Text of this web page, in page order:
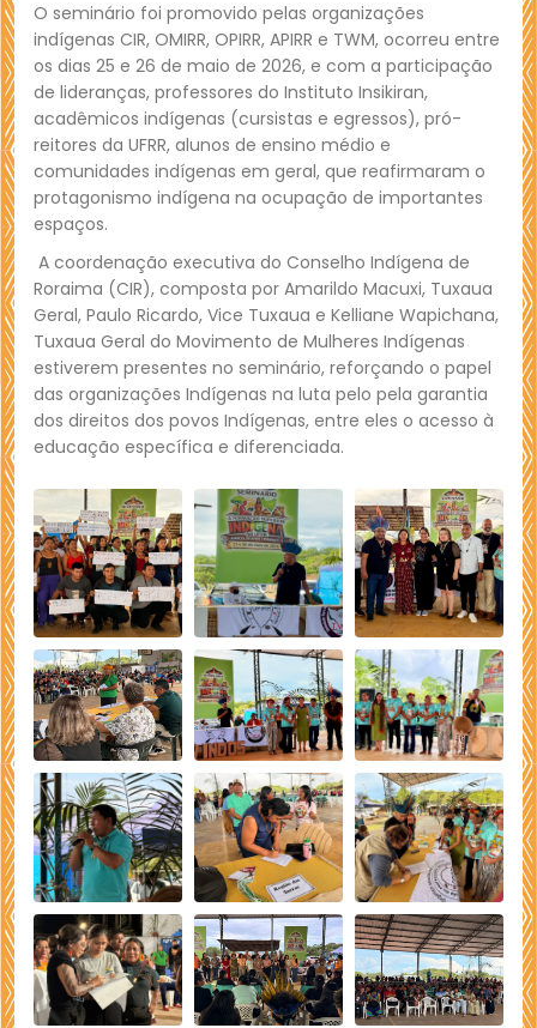
O seminário foi promovido pelas organizações
indígenas CIR, OMIRR, OPIRR, APIRR e TWM, ocorreu entre
os dias 25 e 26 de maio de 2026, e com a participação
de lideranças, professores do Instituto Insikiran,
acadêmicos indígenas (cursistas e egressos), pró-
reitores da UFRR, alunos de ensino médio e
comunidades indígenas em geral, que reafirmaram o
protagonismo indígena na ocupação de importantes
espaços.
A coordenação executiva do Conselho Indígena de
Roraima (CIR), composta por Amarildo Macuxi, Tuxaua
Geral, Paulo Ricardo, Vice Tuxaua e Kelliane Wapichana,
Tuxaua Geral do Movimento de Mulheres Indígenas
estiverem presentes no seminário, reforçando o papel
das organizações Indígenas na luta pelo pela garantia
dos direitos dos povos Indígenas, entre eles o acesso à
educação específica e diferenciada.